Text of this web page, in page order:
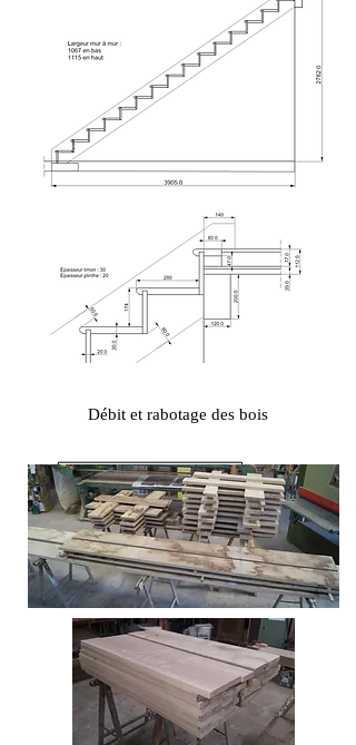
Débit et rabotage des bois